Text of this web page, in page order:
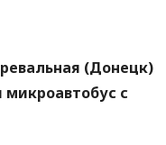
(Донецк)
микроавтобус с